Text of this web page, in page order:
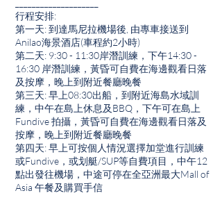
行程安排:
第一天: 到達馬尼拉機場後, 由專車接送到
Anilao海景酒店(車程約2小時)
第二天: 9:30 - 11:30岸潛訓練，下午14:30 -
16:30 岸潛訓練，黃昏可自費在海邊觀看日落
及按摩，晚上到附近餐廳晚餐
第三天: 早上08:30出船，到附近海島水域訓
練，中午在島上休息及BBQ，下午可在島上
Fundive 拍攝，黃昏可自費在海邊觀看日落及
按摩，晚上到附近餐廳晚餐
第四天: 早上可按個人情況選擇加堂進行訓練
或Fundive，或划艇/SUP等自費項目，中午12
點出發往機場，中途可停在全亞洲最大Mall of
Asia 午餐及購買手信